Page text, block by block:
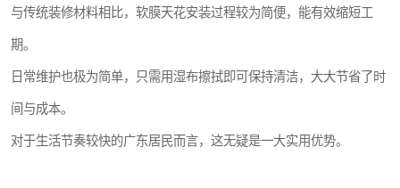
与传统装修材料相比，软膜天花安装过程较为简便，能有效缩短工
期。
日常维护也极为简单，只需用湿布擦拭即可保持清洁，大大节省了时
间与成本。
对于生活节奏较快的广东居民而言，这无疑是一大实用优势。